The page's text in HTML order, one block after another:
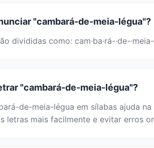
"cambará-de-meia-légua"?
divididas como: cam·ba·rá-·de-
"cambará-de-meia-légua"?
de-meia-légua em sílabas ajuda
letras mais facilmente e evitar erros